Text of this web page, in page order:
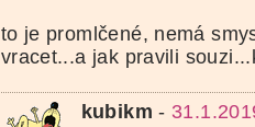
to je promlčené, nemá
vracet...a jak pravili
kubikm -